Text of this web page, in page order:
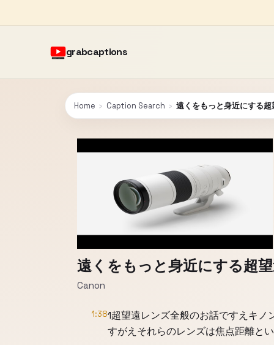
grabcaptions
Home › Caption Search › 遠くをもっと身近にする
遠くをもっと身近にする超
Canon
1:381超望遠レンズ全般のお話ですえキ
すがえそれらのレンズは焦点距離と